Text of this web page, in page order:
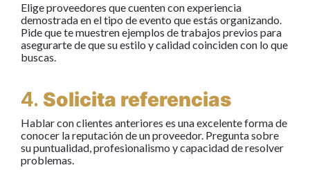
Elige proveedores que cuenten con experiencia
demostrada en el tipo de evento que estás organizando.
Pide que te muestren ejemplos de trabajos previos para
asegurarte de que su estilo y calidad coinciden con lo que
buscas.
4. Solicita referencias
Hablar con clientes anteriores es una excelente forma de
conocer la reputación de un proveedor. Pregunta sobre
su puntualidad, profesionalismo y capacidad de resolver
problemas.